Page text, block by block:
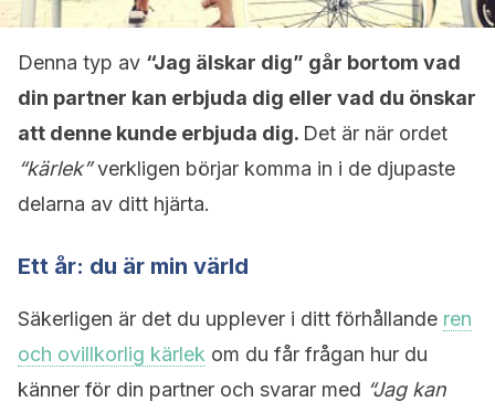
Denna typ av “Jag älskar dig” går bortom vad
din partner kan erbjuda dig eller vad du önskar
att denne kunde erbjuda dig. Det är när ordet
“kärlek”verkligen börjar komma in i de djupaste
delarna av ditt hjärta.
Ett år: du är min värld
Säkerligen är det du upplever i ditt förhållande ren
och ovillkorlig kärlek om du får frågan hur du
känner för din partner och svarar med “Jag kan